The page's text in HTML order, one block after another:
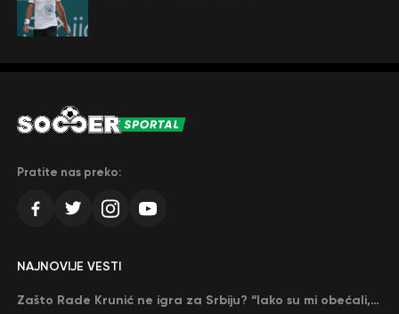
Pratite nas preko:
NAJNOVIJE VESTI
Zašto Rade Krunić ne igra za Srbiju? “Iako su mi obećali, niko me nije zvao…”